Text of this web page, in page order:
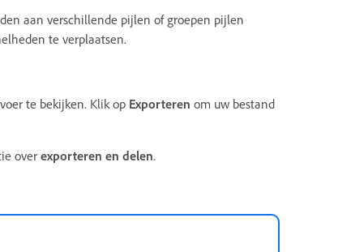
aan verschillende pijlen of groepen pijlen
te verplaatsen.
te bekijken. Klik op Exporteren om uw bestand
overexporteren en delen.